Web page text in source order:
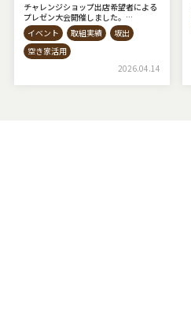
チャレンジショップ出店希望者による
プレゼン大会開催しました。
◇AKIYAto BASE◇
イベント 取組実績
坂出
空き家活用
2026.04.14